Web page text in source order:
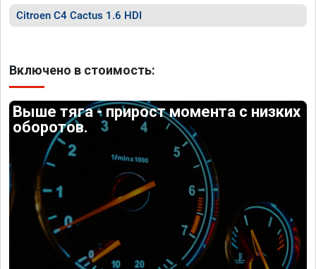
Citroen C4 Cactus 1.6 HDI
Включено в стоимость:
Выше тяга - прирост момента с низких
оборотов.